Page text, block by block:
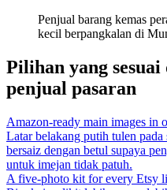
Penjual barang kemas
kecil berpangkalan di
Pilihan yang
penjual pasaran
Amazon-ready main images in
Latar belakang putih tulen
bersaiz dengan betul supaya
untuk imejan tidak patuh.
A five-photo kit for every Etsy